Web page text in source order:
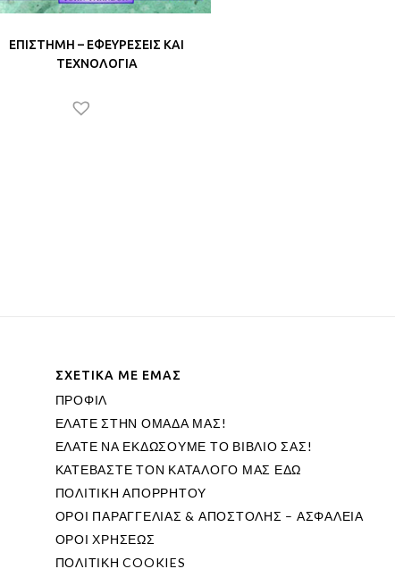
ΕΠΙΣΤΗΜΗ – ΕΦΕΥΡΕΣΕΙΣ ΚΑΙ
ΤΕΧΝΟΛΟΓΙΑ
ΣΧΕΤΙΚΑ ΜΕ ΕΜΑΣ
ΠΡΟΦΙΛ
ΕΛΑΤΕ ΣΤΗΝ ΟΜΑΔΑ ΜΑΣ!
ΕΛΑΤΕ ΝΑ ΕΚΔΩΣΟΥΜΕ ΤΟ ΒΙΒΛΙΟ ΣΑΣ!
ΚΑΤΕΒΑΣΤΕ ΤΟΝ ΚΑΤΑΛΟΓΟ ΜΑΣ ΕΔΩ
ΠΟΛΙΤΙΚΗ ΑΠΟΡΡΗΤΟΥ
ΟΡΟΙ ΠΑΡΑΓΓΕΛΙΑΣ & ΑΠΟΣΤΟΛΗΣ – ΑΣΦΑΛΕΙΑ
ΟΡΟΙ ΧΡΗΣΕΩΣ
ΠΟΛΙΤΙΚΗ COOKIES